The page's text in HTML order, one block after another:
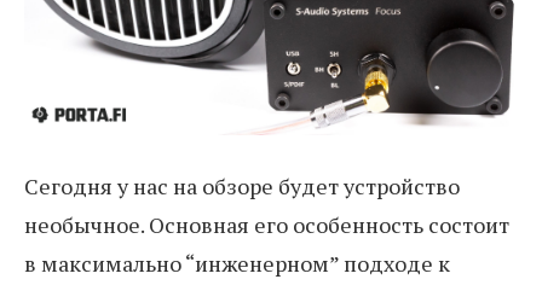
Сегодня у нас на обзоре будет устройство
необычное. Основная его особенность состоит
в максимально “инженерном” подходе к